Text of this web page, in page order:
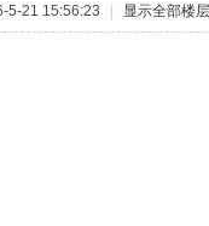
5-21 15:56:23 显示全部楼层